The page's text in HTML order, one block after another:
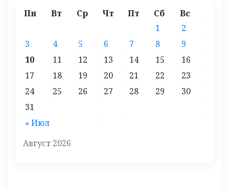
Август 2026
Пн Вт Ср Чт Пт Сб Вс
« Июл
1
2
3
4 5 6 7 8
9
10
11 12 13 14 15
16
17
18 19 20 21 22
23
24
25 26 27 28 29
30
31